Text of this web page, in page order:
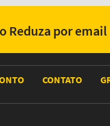
Reduza por email
CONTATO